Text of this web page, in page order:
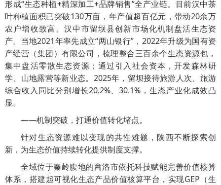
形成“生态种植+精深加工+品牌销售”全产业链。目前汉中茶
叶种植面积已突破130万亩，年产值超百亿元，带动20余万
农户增收致富。汉中市留坝县创新市场化机制盘活生态资
产。当地2021年率先成立“两山银行”，2022年升级为国有资
产经营（集团）有限公司‌，梳理整合三百余个生态资源包，
集中盘活零散生态资源；通过引入社会资本，开发森林研
学、山地露营等新业态。2025年，留坝接待旅游人次、旅游
综合收入同比分别增长20.2%、30.1%，生态产业化成效凸
显。
——机制突破，打通价值转化堵点。
针对生态资源难以变现的共性难题，陕西不断探索创
新，为生态价值持续转化提供制度支撑。
全域位于秦岭腹地的商洛市依托科技赋能完善价值核算
体系，搭建起可视化生态产品价值核算平台，实现GEP（生